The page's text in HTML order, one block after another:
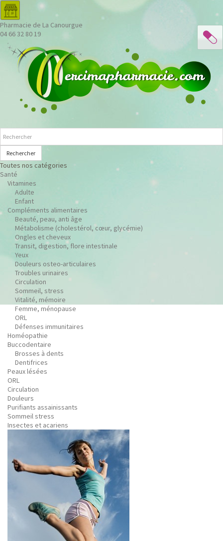
Pharmacie de La Canourgue
04 66 32 80 19
Rechercher
Toutes nos catégories
Santé
Vitamines
Adulte
Enfant
Compléments alimentaires
Beauté, peau, anti âge
Métabolisme (cholestérol, cœur, glycémie)
Ongles et cheveux
Transit, digestion, flore intestinale
Yeux
Douleurs osteo-articulaires
Troubles urinaires
Circulation
Sommeil, stress
Vitalité, mémoire
Femme, ménopause
ORL
Défenses immunitaires
Homéopathie
Buccodentaire
Brosses à dents
Dentifrices
Peaux lésées
ORL
Circulation
Douleurs
Purifiants assainissants
Sommeil stress
Insectes et acariens